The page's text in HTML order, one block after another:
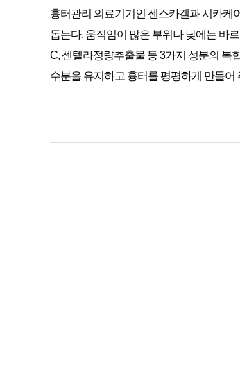
흉터관리 의료기기인 센스카겔과 시카케
돕는다. 움직임이 많은 부위나 낮에는 바
C, 센텔라정량추출물 등 3가지 성분의 복
수분을 유지하고 흉터를 평평하게 만들어